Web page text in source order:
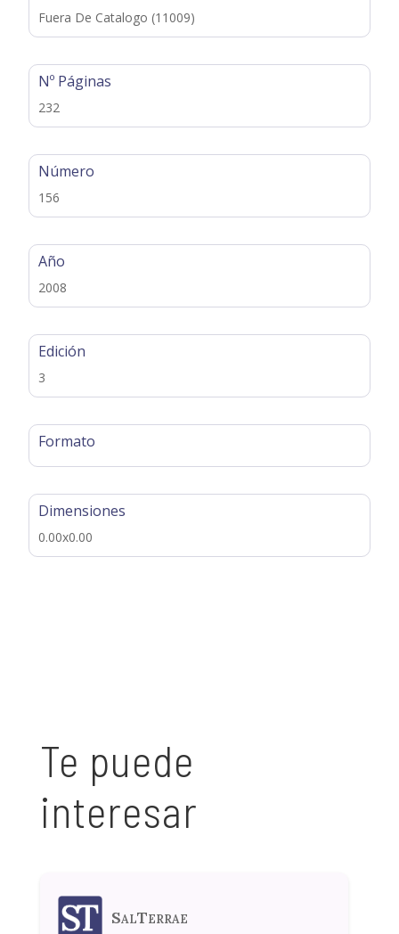
Fuera De Catalogo (11009)
Nº Páginas
232
Número
156
Año
2008
Edición
3
Formato
Dimensiones
0.00x0.00
Te puede
interesar
SalTerrae